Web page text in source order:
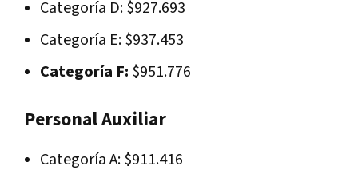
Categoría D: $927.693
Categoría E: $937.453
Categoría F: $951.776
Personal Auxiliar
Categoría A: $911.416